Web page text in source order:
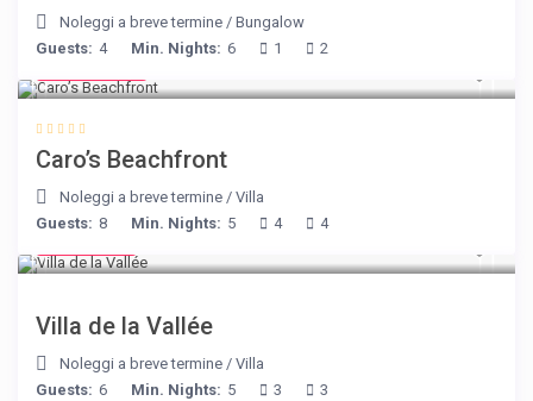
Noleggi a breve termine /Bungalow
Guests: 4 Min. Nights: 6 1 2
Caro’s Beachfront
Noleggi a breve termine /Villa
Guests: 8 Min. Nights: 5 4 4
Villa de la Vallée
Noleggi a breve termine /Villa
Guests: 6 Min. Nights: 5 3 3